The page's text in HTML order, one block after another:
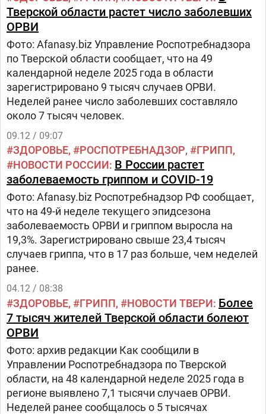
Тверской области растет число заболевших
ОРВИ
Фото: Afanasy.biz Управление Роспотребнадзора
по Тверской области сообщает, что на 49
календарной неделе 2025 года в области
зарегистрировано 9 тысяч случаев ОРВИ.
Неделей ранее число заболевших составляло
около 7 тысяч человек.
09.12 / 09:07
ЗДОРОВЬЕ РОСПОТРЕБНАДЗОР
ГРИПП
НОВОСТИ РОССИИ В России растет
заболеваемость гриппом и COVID-19
Фото: Afanasy.biz Роспотребнадзор РФ сообщает,
что на 49-й неделе текущего эпидсезона
заболеваемость ОРВИ и гриппом выросла на
19,3%. Зарегистрировано свыше 23,4 тысяч
случаев гриппа, что в 17 раз больше, чем неделей
ранее.
04.12 / 08:38
ЗДОРОВЬЕ ГРИПП НОВОСТИ ТВЕРИ Более
7 тысяч жителей Тверской области болеют
ОРВИ
Фото: архив редакции Как сообщили в
Управлении Роспотребнадзора по Тверской
области, на 48 календарной неделе 2025 года в
регионе выявлено 7,1 тысячи случаев ОРВИ.
Неделей ранее сообщалось о 5 тысячах